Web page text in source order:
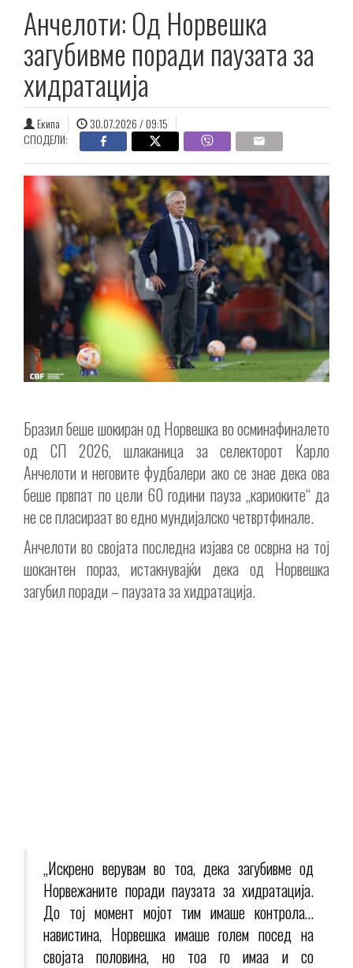
Анчелоти: Од Норвешка
загубивме поради паузата за
хидратација
Екипа
30.07.2026 / 09:15
СПОДЕЛИ:
Бразил беше шокиран од Норвешка во осминафиналето
од СП 2026, шлаканица за селекторот Карло
Анчелоти и неговите фудбалери ако се знае дека ова
беше првпат по цели 60 години пауза „кариоките“ да
не се пласираат во едно мундијалско четвртфинале.
Анчелоти во својата последна изјава се осврна на тој
шокантен пораз, истакнувајќи дека од Норвешка
загубил поради – паузата за хидратација.
„Искрено верувам во тоа, дека загубивме од
Норвежаните поради паузата за хидратација.
До тој момент мојот тим имаше контрола…
навистина, Норвешка имаше голем посед на
својата половина, но тоа го имаа и со